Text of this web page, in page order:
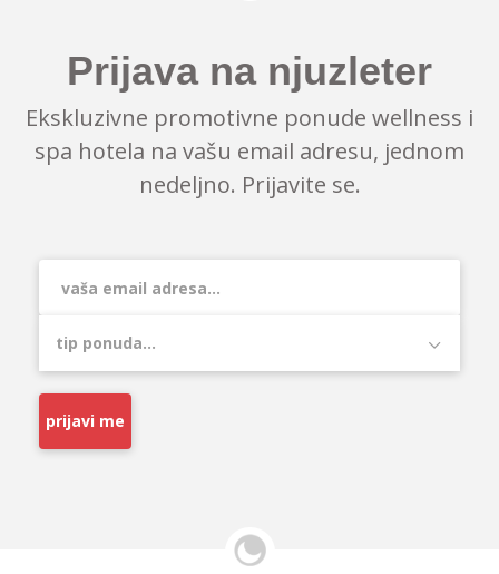
Prijava na njuzleter
Ekskluzivne promotivne ponude wellness i
spa hotela na vašu email adresu, jednom
nedeljno. Prijavite se.
prijavi me